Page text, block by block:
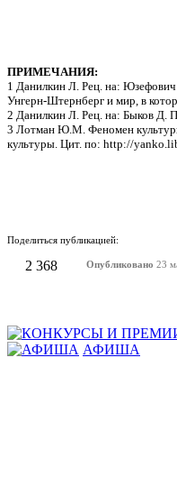
ПРИМЕЧАНИЯ:
1 Данилкин Л. Рец. на:
Унгерн-Штернберг и мир, в
2 Данилкин Л. Рец. на: Быков Д.
3 Лотман Ю.М. Феномен
культуры. Цит. по: http://
Поделиться публикацией:
2 368 Опубликовано 23
АФИША